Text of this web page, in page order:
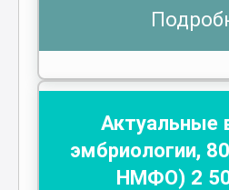
Актуальные
эмбриологии, 80
НМФО) 2